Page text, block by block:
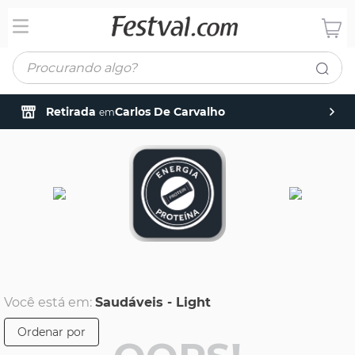
Procurando algo?
Retirada emCarlos De Carvalho
Você está em: Saudáveis - Light
Ordenar por